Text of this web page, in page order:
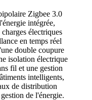
Zigbee 3.0
intégrée,
électriques
en temps réel
double coupure
isolation électrique
fil et une gestion
intelligents,
de distribution
de l'énergie.